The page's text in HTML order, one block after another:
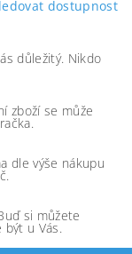
dostupnost
důležitý. Nikdo
zboží se může
dle výše nákupu
si můžete
být u Vás.